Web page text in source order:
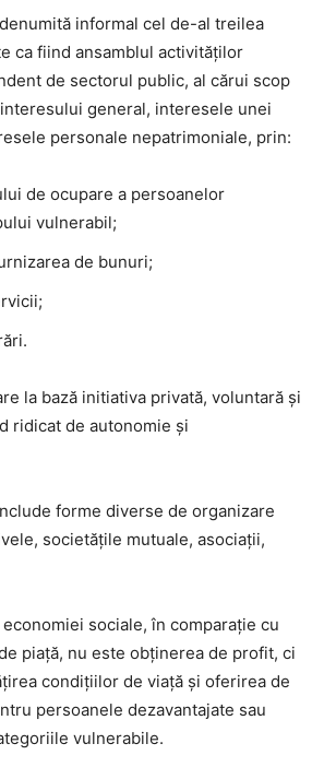
informal cel de-al treilea
ca fiind ansamblul activităților
de sectorul public, al cărui scop
general, interesele unei
personale nepatrimoniale, prin:
de ocupare a persoanelor
vulnerabil;
de bunuri;
la bază initiativa privată, voluntară și
ridicat de autonomie și
forme diverse de organizare
societățile mutuale, asociații,
sociale, în comparație cu
piață, nu este obținerea de profit, ci
condițiilor de viață și oferirea de
persoanele dezavantajate sau
vulnerabile.